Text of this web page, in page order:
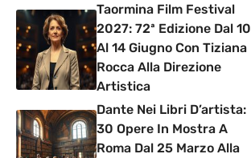
Taormina Film Festival
2027: 72ª Edizione Dal 10
Al 14 Giugno Con Tiziana
Rocca Alla Direzione
Artistica
Dante Nei Libri D’artista:
30 Opere In Mostra A
Roma Dal 25 Marzo Alla